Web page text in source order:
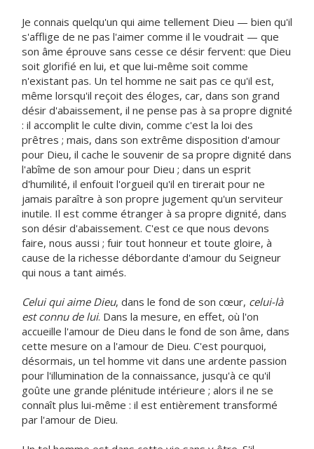
Je connais quelqu'un qui aime tellement Dieu — bien qu'il
s'afflige de ne pas l'aimer comme il le voudrait — que
son âme éprouve sans cesse ce désir fervent: que Dieu
soit glorifié en lui, et que lui-même soit comme
n'existant pas. Un tel homme ne sait pas ce qu'il est,
même lorsqu'il reçoit des éloges, car, dans son grand
désir d'abaissement, il ne pense pas à sa propre dignité
: il accomplit le culte divin, comme c'est la loi des
prêtres ; mais, dans son extrême disposition d'amour
pour Dieu, il cache le souvenir de sa propre dignité dans
l'abîme de son amour pour Dieu ; dans un esprit
d'humilité, il enfouit l'orgueil qu'il en tirerait pour ne
jamais paraître à son propre jugement qu'un serviteur
inutile. Il est comme étranger à sa propre dignité, dans
son désir d'abaissement. C'est ce que nous devons
faire, nous aussi ; fuir tout honneur et toute gloire, à
cause de la richesse débordante d'amour du Seigneur
qui nous a tant aimés.
Celui qui aime Dieu, dans le fond de son cœur, celui-là
est connu de lui. Dans la mesure, en effet, où l'on
accueille l'amour de Dieu dans le fond de son âme, dans
cette mesure on a l'amour de Dieu. C'est pourquoi,
désormais, un tel homme vit dans une ardente passion
pour l'illumination de la connaissance, jusqu'à ce qu'il
goûte une grande plénitude intérieure ; alors il ne se
connaît plus lui-même : il est entièrement transformé
par l'amour de Dieu.